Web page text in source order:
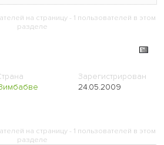
на страницу - 1 пользователей в этом
разделе
24.05.2009
на страницу - 1 пользователей в этом
разделе